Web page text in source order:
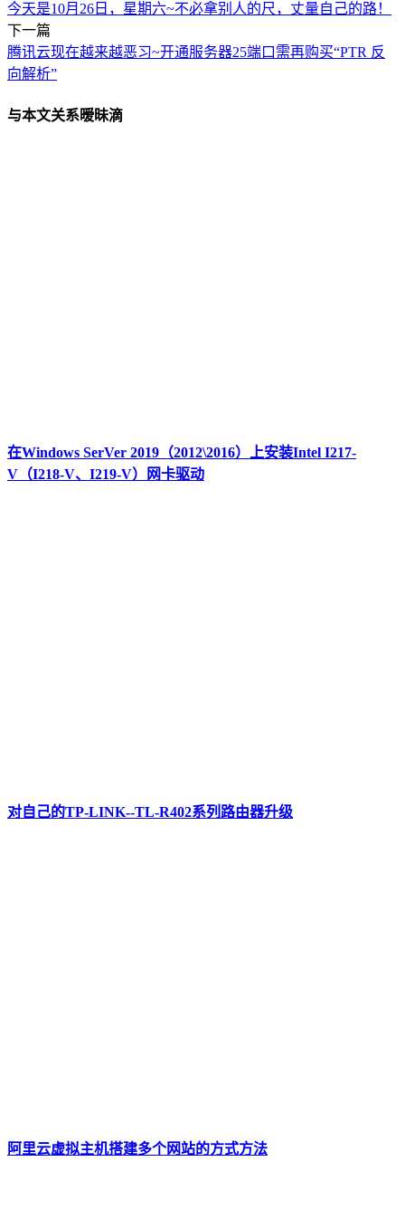
今天是10月26日，星期六~不必拿别人的尺，丈量自己的路！
下一篇
腾讯云现在越来越恶习~开通服务器25端口需再购买“PTR 反
向解析”
与本文关系暧昧滴
在Windows SerVer 2019（2012\2016）上安装Intel I217-
V（I218-V、I219-V）网卡驱动
对自己的TP-LINK--TL-R402系列路由器升级
阿里云虚拟主机搭建多个网站的方式方法